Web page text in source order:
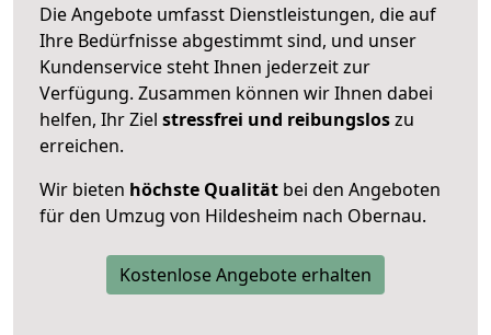
Die Angebote umfasst Dienstleistungen, die auf
Ihre Bedürfnisse abgestimmt sind, und unser
Kundenservice steht Ihnen jederzeit zur
Verfügung. Zusammen können wir Ihnen dabei
helfen, Ihr Ziel stressfrei und reibungsloszu
erreichen.
Wir bieten höchste Qualität bei den Angeboten
für den Umzug von Hildesheim nach Obernau.
Kostenlose Angebote erhalten